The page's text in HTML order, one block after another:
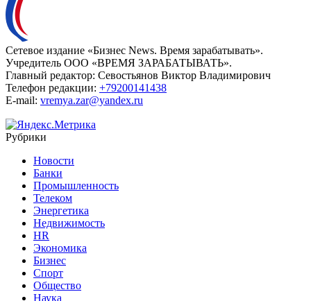
Сетевое издание «Бизнес News. Время зарабатывать».
Учредитель ООО «ВРЕМЯ ЗАРАБАТЫВАТЬ».
Главный редактор: Севостьянов Виктор Владимирович
Телефон редакции: +79200141438
E-mail: vremya.zar@yandex.ru
Рубрики
Новости
Банки
Промышленность
Телеком
Энергетика
Недвижимость
HR
Экономика
Бизнес
Спорт
Общество
Наука